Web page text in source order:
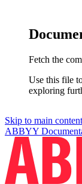
Fetch the
Use this file
exploring
Skip to main content
ABBYY